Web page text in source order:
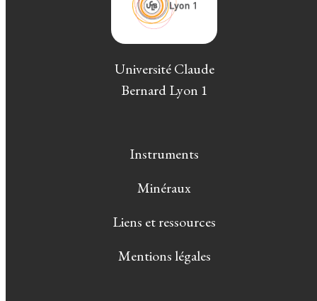
Université Claude
Bernard Lyon 1
Instruments
Minéraux
Liens et ressources
Mentions légales